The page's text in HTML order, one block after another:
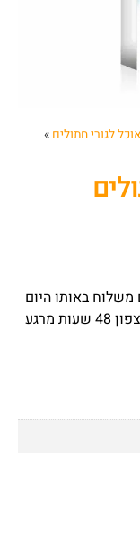
אוכל לגורי חתולים »
באותו היום
או 24 שעות מרגע ההזמנה , מרכז, השרון, וצפון 48 שעות מרגע